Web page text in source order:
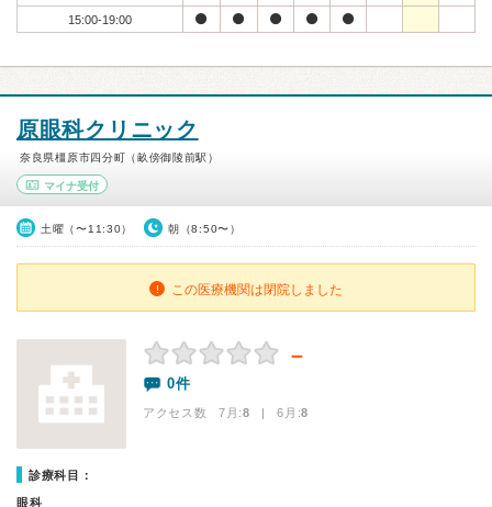
15:00-19:00
原眼科クリニック
奈良県橿原市四分町（畝傍御陵前駅）
マイナ受付
土曜（〜11:30） 朝（8:50〜）
この医療機関は閉院しました
－
0件
アクセス数 7月:8 | 6月:8
診療科目：
眼科